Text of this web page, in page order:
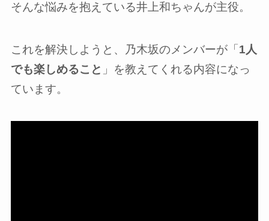
そんな悩みを抱えている井上和ちゃんが主役。
これを解決しようと、乃木坂のメンバーが「1人
でも楽しめること 」を教えてくれる内容になっ
ています。